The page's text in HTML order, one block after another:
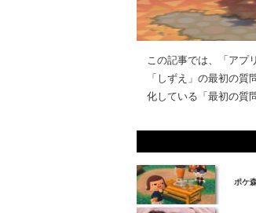
この記事では、「アプ
「しずえ」の最初の
化している「最初の質
ポケ